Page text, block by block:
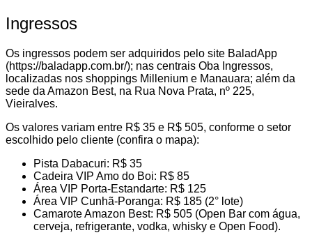
Ingressos
Os ingressos podem ser adquiridos pelo site BaladApp
(https://baladapp.com.br/); nas centrais Oba Ingressos,
localizadas nos shoppings Millenium e Manauara; além da
sede da Amazon Best, na Rua Nova Prata, nº 225,
Vieiralves.
Os valores variam entre R$ 35 e R$ 505, conforme o setor
escolhido pelo cliente (confira o mapa):
Pista Dabacuri: R$ 35
Cadeira VIP Amo do Boi: R$ 85
Área VIP Porta-Estandarte: R$ 125
Área VIP Cunhã-Poranga: R$ 185 (2° lote)
Camarote Amazon Best: R$ 505 (Open Bar com água,
cerveja, refrigerante, vodka, whisky e Open Food).